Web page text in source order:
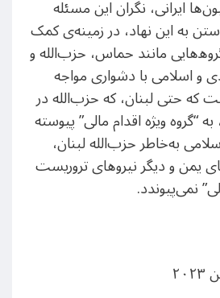
ایرانی، نگران این مسئله
به این نهاد، در زمینه‌ی کمک
مانند حماس، حزب‌الله و
و اسلامی با دشواری مواجه
که حتی لبنان، که حزب‌الله در
“گروه ویژه اقدام مالی” پیوسته
به‌خاطر حزب‌الله لبنان،
و دیگر نیروهای تروریست
نمی‌پیوندد.